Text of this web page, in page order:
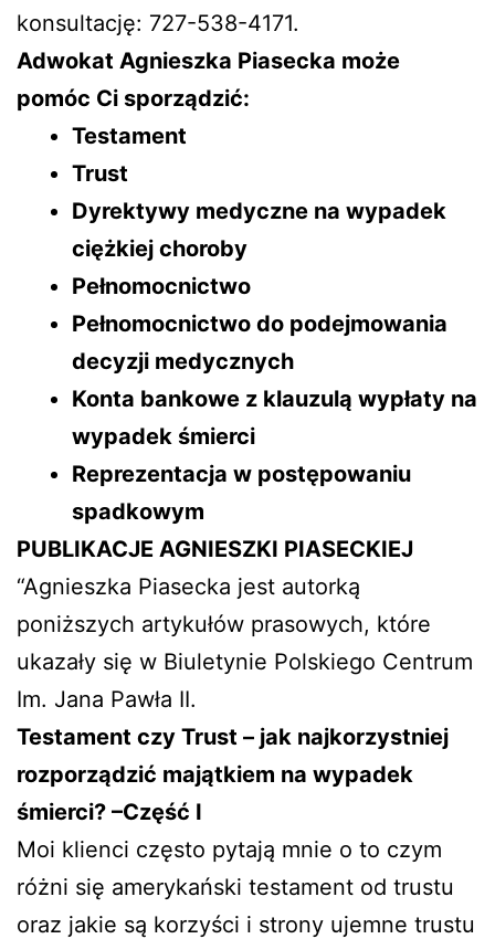
konsultację: 727-538-4171.
Adwokat Agnieszka Piasecka może
pomóc Ci sporządzić:
Testament
Trust
Dyrektywy medyczne na wypadek
ciężkiej choroby
Pełnomocnictwo
Pełnomocnictwo do podejmowania
decyzji medycznych
Konta bankowe z klauzulą wypłaty na
wypadek śmierci
Reprezentacja w postępowaniu
spadkowym
PUBLIKACJE AGNIESZKI PIASECKIEJ
“Agnieszka Piasecka jest autorką
poniższych artykułów prasowych, które
ukazały się w Biuletynie Polskiego Centrum
Im. Jana Pawła II.
Testament czy Trust – jak najkorzystniej
rozporządzić majątkiem na wypadek
śmierci? –Część I
Moi klienci często pytają mnie o to czym
różni się amerykański testament od trustu
oraz jakie są korzyści i strony ujemne trustu